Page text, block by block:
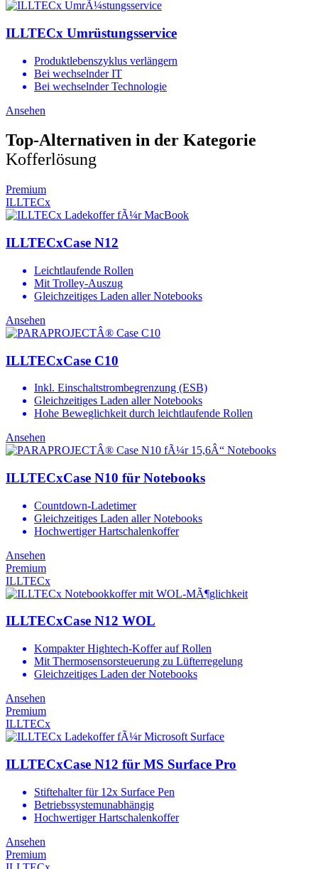
ILLTECx Umrüstungsservice
Produktlebenszyklus verlängern
Bei wechselnder IT
Bei wechselnder Technologie
Ansehen
Top-Alternativen in der Kategorie
Kofferlösung
Premium
ILLTECx
ILLTECxCase N12
Leichtlaufende Rollen
Mit Trolley-Auszug
Gleichzeitiges Laden aller Notebooks
Ansehen
ILLTECxCase C10
Inkl. Einschaltstrombegrenzung (ESB)
Gleichzeitiges Laden aller Notebooks
Hohe Beweglichkeit durch leichtlaufende Rollen
Ansehen
ILLTECxCase N10 für Notebooks
Countdown-Ladetimer
Gleichzeitiges Laden aller Notebooks
Hochwertiger Hartschalenkoffer
Ansehen
Premium
ILLTECx
ILLTECxCase N12 WOL
Kompakter Hightech-Koffer auf Rollen
Mit Thermosensorsteuerung zu Lüfterregelung
Gleichzeitiges Laden der Notebooks
Ansehen
Premium
ILLTECx
ILLTECxCase N12 für MS Surface Pro
Stiftehalter für 12x Surface Pen
Betriebssystemunabhängig
Hochwertiger Hartschalenkoffer
Ansehen
Premium